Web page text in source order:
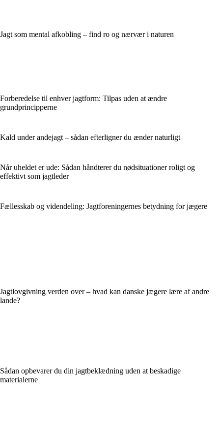
Jagt som mental afkobling – find ro og nærvær i naturen
Forberedelse til enhver jagtform: Tilpas uden at ændre
grundprincipperne
Kald under andejagt – sådan efterligner du ænder naturligt
Når uheldet er ude: Sådan håndterer du nødsituationer roligt og
effektivt som jagtleder
Fællesskab og videndeling: Jagtforeningernes betydning for jægere
Jagtlovgivning verden over – hvad kan danske jægere lære af andre
lande?
Sådan opbevarer du din jagtbeklædning uden at beskadige
materialerne